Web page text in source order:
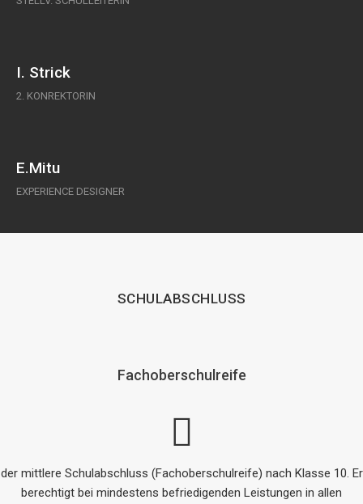
I. Strick
2. KONREKTORIN
E.Mitu
EXPERIENCE DESIGNER
SCHULABSCHLUSS
Fachoberschulreife
der mittlere Schulabschluss (Fachoberschulreife) nach Klasse 10. Er
berechtigt bei mindestens befriedigenden Leistungen in allen